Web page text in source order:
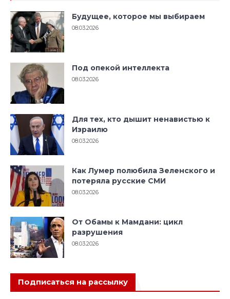
Будущее, которое мы выбираем
08.03.2026
Под опекой интеллекта
08.03.2026
Для тех, кто дышит ненавистью к
Израилю
08.03.2026
Как Лумер полюбила Зеленского и
потеряла русские СМИ
08.03.2026
От Обамы к Мамдани: цикл
разрушения
08.03.2026
Подписаться на рассылку